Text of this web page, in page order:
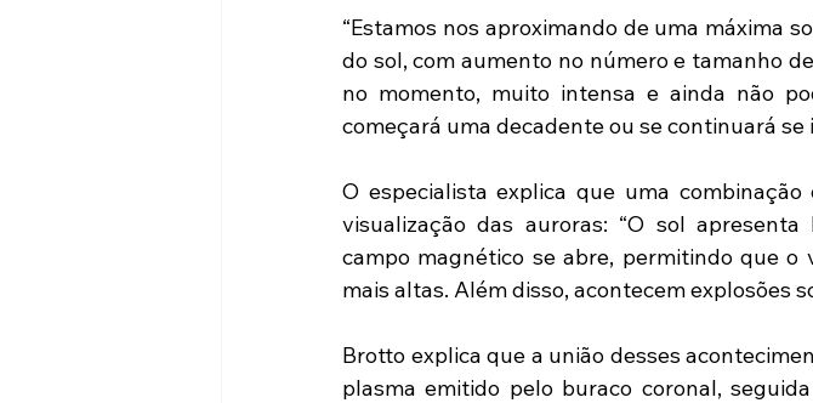
“Estamos nos aproximando de uma máxima
do sol, com aumento no número e tamanho
no momento, muito intensa e ainda não
começará uma decadente ou se continuará
O especialista explica que uma
visualização das auroras: “O sol
campo magnético se abre, permitindo que
mais altas. Além disso, acontecem explosões
Brotto explica que a união desses
plasma emitido pelo buraco coronal,